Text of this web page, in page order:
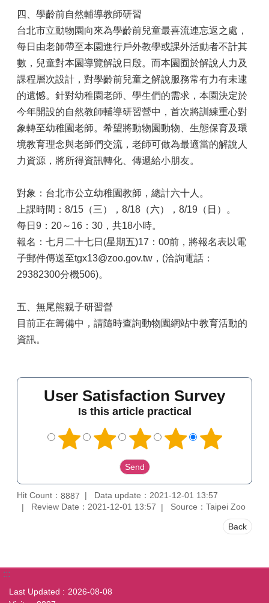
四、學齡前自然輔導教師研習
台北市立動物園向來為學齡前兒童最喜流連忘返之處，
每日由老師帶至本園進行戶外教學或課外活動者不計其
數，兒童對本園導覽解說日殷。而本園囿於解說人力及
課程層次設計，對學齡前兒童之解說服務常有力有未逮
的遺憾。針對幼稚園老師、學生們的需求，本園決定於
今年開設的自然教師輔導研習營中，首次將訓練重心對
象轉至幼稚園老師。希望將動物園動物、生態保育及環
境教育理念與老師們交流，老師可做為最適當的解說人
力資源，將所得資訊轉化、傳遞給小朋友。
對象：台北市公立幼稚園教師，總計六十人。
上課時間：8/15（三），8/18（六），8/19（日）。
每日9：20～16：30，共18小時。
報名：七月二十七日(星期五)17：00前，將報名表以電
子郵件傳送至tgx13@zoo.gov.tw，(洽詢電話：
29382300分機506)。
五、無尾熊親子研習營
目前正在籌備中，請隨時查詢動物園網站中教育活動的
資訊。
User Satisfaction Survey
Is this article practical
Hit Count： 8887
Data update：2021-12-01 13:57
Review Date：2021-12-01 13:57
Source：Taipei Zoo
Back
:::
Last Updated
2026-08-08